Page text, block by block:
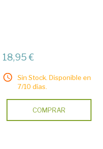
18,95 €
Sin Stock. Disponible en
7/10 días.
COMPRAR